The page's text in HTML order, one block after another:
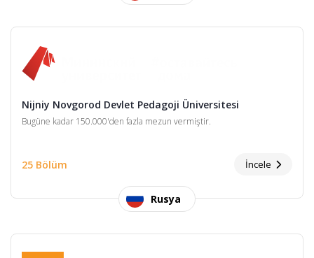
Nijniy Novgorod Devlet Pedagoji Üniversitesi
Bugüne kadar 150.000'den fazla mezun vermiştir.
25 Bölüm İncele
Rusya